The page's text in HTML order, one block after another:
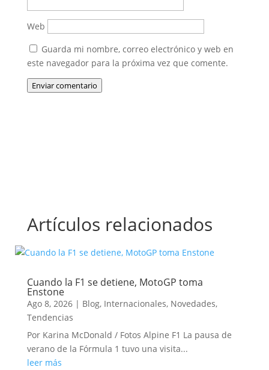
Web
Guarda mi nombre, correo electrónico y web en
este navegador para la próxima vez que comente.
Enviar comentario
Artículos relacionados
Cuando la F1 se detiene, MotoGP toma
Enstone
Ago 8, 2026| Blog, Internacionales, Novedades,
Tendencias
Por Karina McDonald / Fotos Alpine F1 La pausa de
verano de la Fórmula 1 tuvo una visita...
leer más